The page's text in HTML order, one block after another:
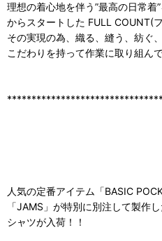
理想の着心地を伴う”最高の日常着
からスタートした FULL COUNT(
その実現の為、織る、縫う、紡ぐ
こだわりを持って作業に取り組んで
人気の定番アイテム「BASIC
「JAMS」が特別に別注して製作
シャツが入荷！！